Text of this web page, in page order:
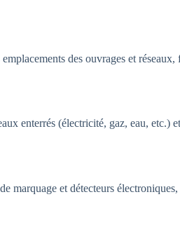
des ouvrages et
enterrés (électricité, gaz, eau, etc.)
marquage et détecteurs